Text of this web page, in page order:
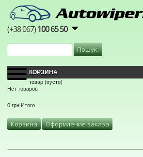
(+38 067)100 65 50
КОРЗИНА
товар (пусто)
Нет товаров
0 грн Итого
Корзина Оформление заказа